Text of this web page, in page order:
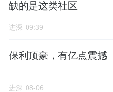
缺的是这类社区
进深 09:39
保利顶豪，有亿点震撼
进深 08-06